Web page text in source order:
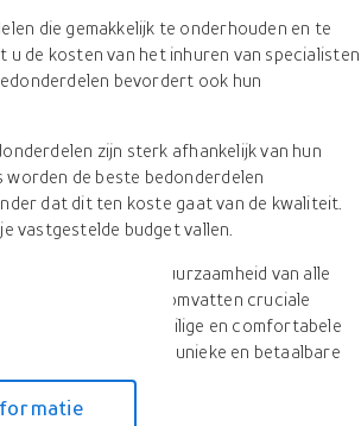
die gemakkelijk te onderhouden en te
de kosten van het inhuren van specialisten
bevordert ook hun
zijn sterk afhankelijk van hun
de beste bedonderdelen
dat dit ten koste gaat van de kwaliteit.
vastgestelde budget vallen.
de efficiëntie en duurzaamheid van alle
Bedonderdelen omvatten cruciale
om u een veilige en comfortabele
te krijgen tot unieke en betaalbare
in Nederland!